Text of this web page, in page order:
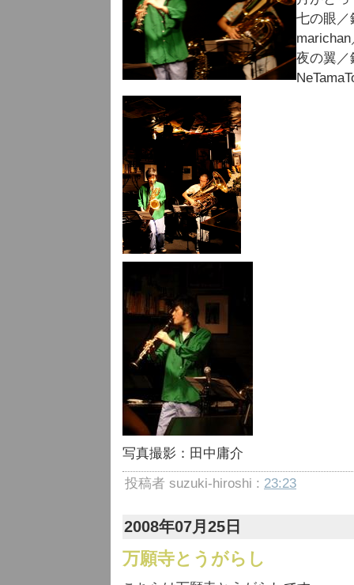
七の眼／
夜の翼／
写真撮影：田中庸介
投稿者 suzuki-hiroshi : 23:23
2008年07月25日
万願寺とうがらし